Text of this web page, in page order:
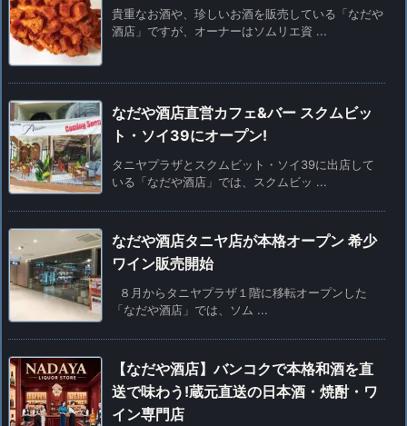
貴重なお酒や、珍しいお酒を販売している「なだや
酒店」ですが、オーナーはソムリエ資 ...
なだや酒店直営カフェ&バー スクムビッ
ト・ソイ39にオープン!
タニヤプラザとスクムビット・ソイ39に出店して
いる「なだや酒店」では、スクムビッ ...
なだや酒店タニヤ店が本格オープン 希少
ワイン販売開始
８月からタニヤプラザ１階に移転オープンした
「なだや酒店」では、ソム ...
【なだや酒店】バンコクで本格和酒を直
送で味わう!蔵元直送の日本酒・焼酎・ワ
イン専門店